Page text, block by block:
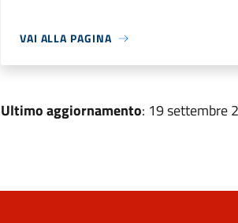
VAI ALLA PAGINA
Ultimo aggiornamento: 19 settembre